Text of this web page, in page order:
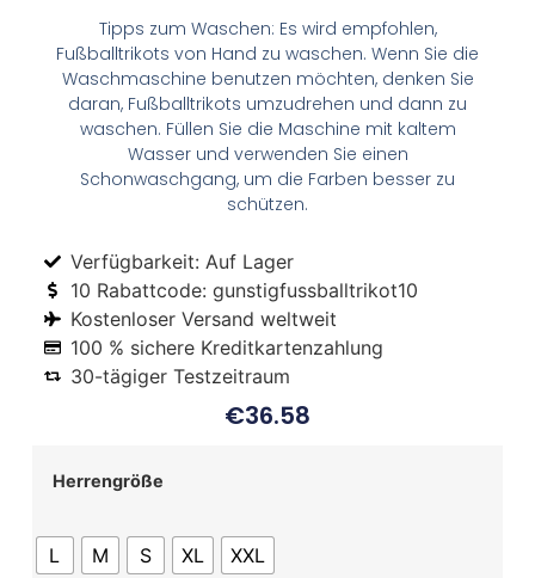
Tipps zum Waschen: Es wird empfohlen,
Fußballtrikots von Hand zu waschen. Wenn Sie die
Waschmaschine benutzen möchten, denken Sie
daran, Fußballtrikots umzudrehen und dann zu
waschen. Füllen Sie die Maschine mit kaltem
Wasser und verwenden Sie einen
Schonwaschgang, um die Farben besser zu
schützen.
Verfügbarkeit: Auf Lager
10 Rabattcode: gunstigfussballtrikot10
Kostenloser Versand weltweit
100 % sichere Kreditkartenzahlung
30-tägiger Testzeitraum
€36.58
Herrengröße
L M S XL XXL